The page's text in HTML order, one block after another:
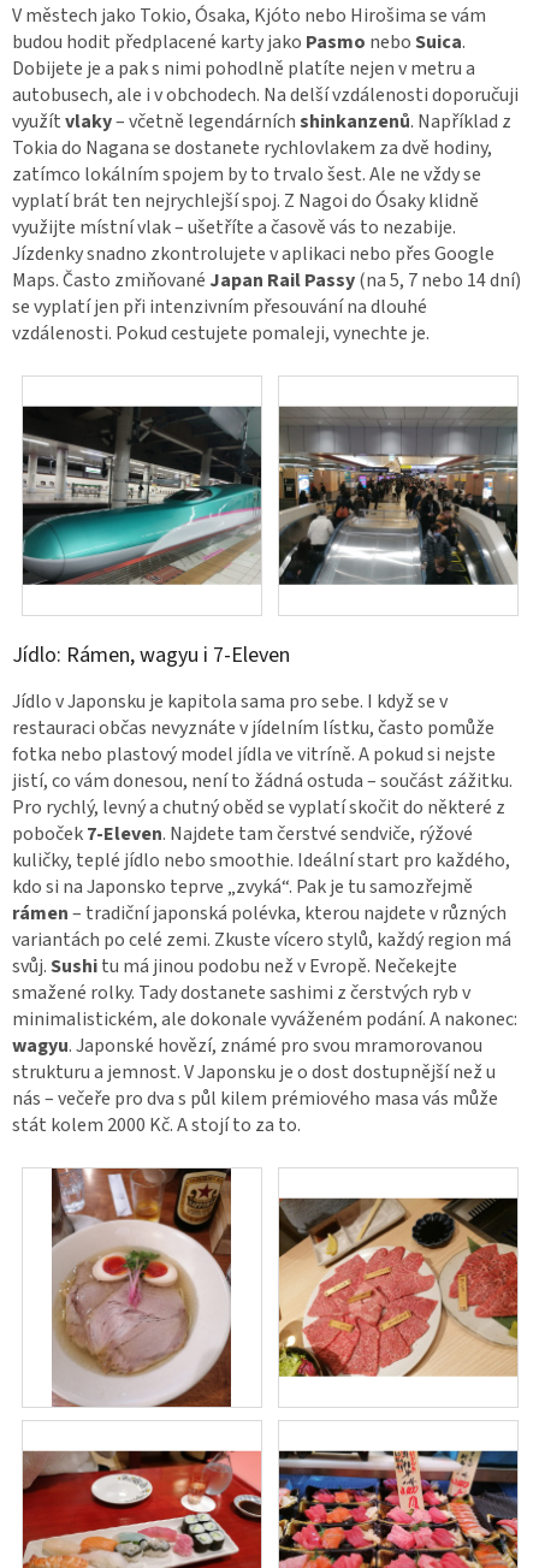
V městech jako Tokio, Ósaka, Kjóto nebo Hirošima se vám
budou hodit předplacené karty jako Pasmo neboSuica.
Dobijete je a pak s nimi pohodlně platíte nejen v metru a
autobusech, ale i v obchodech. Na delší vzdálenosti doporučuji
využítvlaky– včetně legendárníchshinkanzenů. Například z
Tokia do Nagana se dostanete rychlovlakem za dvě hodiny,
zatímco lokálním spojem by to trvalo šest. Ale ne vždy se
vyplatí brát ten nejrychlejší spoj. Z Nagoi do Ósaky klidně
využijte místní vlak – ušetříte a časově vás to nezabije.
Jízdenky snadno zkontrolujete v aplikaci nebo přes Google
Maps. Často zmiňované Japan Rail Passy(na 5, 7 nebo 14 dní)
se vyplatí jen při intenzivním přesouvání na dlouhé
vzdálenosti. Pokud cestujete pomaleji, vynechte je.
Jídlo: Rámen, wagyu i 7-Eleven
Jídlo v Japonsku je kapitola sama pro sebe. I když se v
restauraci občas nevyznáte v jídelním lístku, často pomůže
fotka nebo plastový model jídla ve vitríně. A pokud si nejste
jistí, co vám donesou, není to žádná ostuda – součást zážitku.
Pro rychlý, levný a chutný oběd se vyplatí skočit do některé z
poboček7-Eleven. Najdete tam čerstvé sendviče, rýžové
kuličky, teplé jídlo nebo smoothie. Ideální start pro každého,
kdo si na Japonsko teprve „zvyká“. Pak je tu samozřejmě
rámen– tradiční japonská polévka, kterou najdete v různých
variantách po celé zemi. Zkuste vícero stylů, každý region má
svůj.Sushitu má jinou podobu než v Evropě. Nečekejte
smažené rolky. Tady dostanete sashimi z čerstvých ryb v
minimalistickém, ale dokonale vyváženém podání. A nakonec:
wagyu. Japonské hovězí, známé pro svou mramorovanou
strukturu a jemnost. V Japonsku je o dost dostupnější než u
nás – večeře pro dva s půl kilem prémiového masa vás může
stát kolem 2000 Kč. A stojí to za to.